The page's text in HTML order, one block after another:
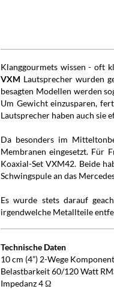
Klanggourmets wissen - oft
VXM Lautsprecher wurden
besagten Modellen werden
Um Gewicht einzusparen,
Lautsprecher haben auch sie
Da besonders im
Membranen eingesetzt. Für
Koaxial-Set VXM42. Beide
Schwingspule an das
Es wurde stets darauf
irgendwelche Metallteile
Technische Daten
10 cm (4”) 2-Wege
Belastbarkeit 60/120 Watt
Impedanz 4 Ω